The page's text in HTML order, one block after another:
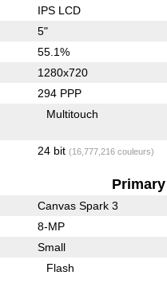
IPS LCD
5"
55.1%
1280x720
294 PPP
Multitouch
24 bit (16,777,216 couleurs)
Canvas Spark 3
8-MP
Small
Flash